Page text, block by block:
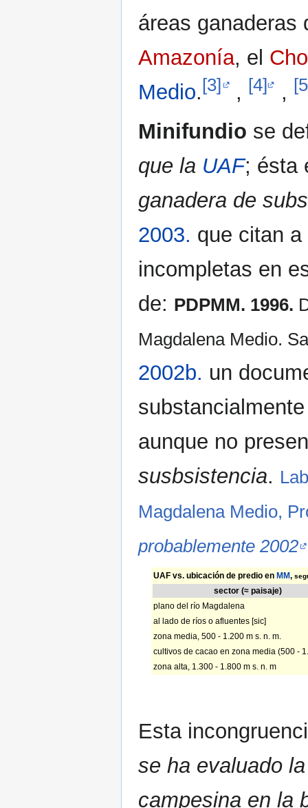
áreas ganaderas
Amazonía, el
Medio.[3] , [4] ,
Minifundio se
que la UAF; ésta
ganadera de
2003. que citan a
incompletas en
de: PDPMM. 1996.
Magdalena Medio.
2002b. un
aunque no
susbsistencia.
Magdalena Medio,
probablemente 2002
UAF vs. ubicación de predio en MM,
sector (≈ paisaje)
plano del río Magdalena
al lado de ríos o afluentes [sic]
zona media, 500 - 1.200 m s. n. m.
cultivos de cacao en zona media (500 -
zona alta, 1.300 - 1.800 m s. n. m
Esta
se ha evaluado
campesina en la